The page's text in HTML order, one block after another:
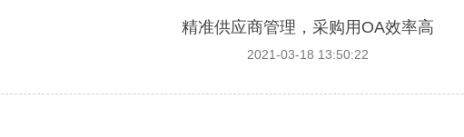
精准供应商管理，采购用OA效率高
2021-03-18 13:50:22